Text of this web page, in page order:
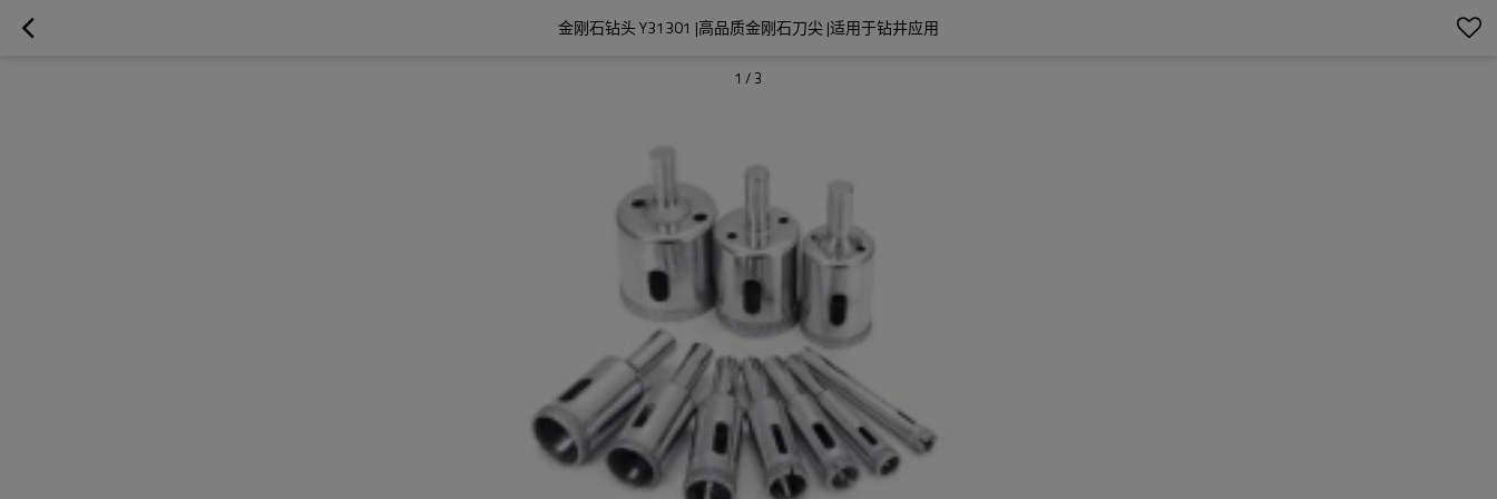
金刚石钻头 Y31301 |高品质金刚石刀尖 |适用于钻井应用
1 /3